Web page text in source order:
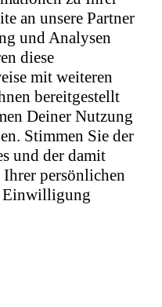
an unsere Partner
und Analysen
diese
mit weiteren
bereitgestellt
Deiner Nutzung
Stimmen Sie der
und der damit
persönlichen
Einwilligung